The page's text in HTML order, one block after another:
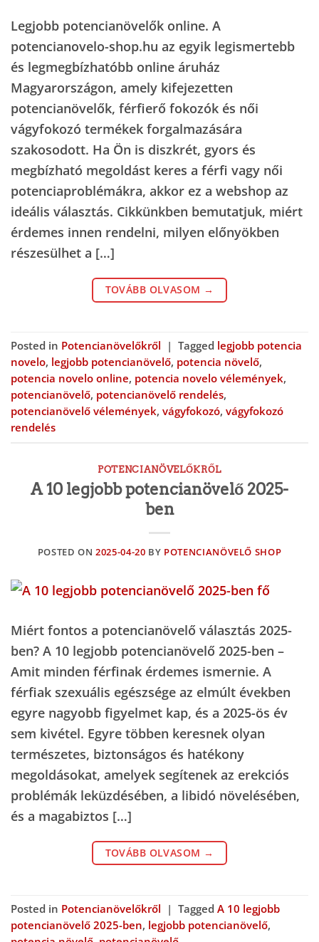
Legjobb potencianövelők online. A
potencianovelo-shop.hu az egyik legismertebb
és legmegbízhatóbb online áruház
Magyarországon, amely kifejezetten
potencianövelők, férfierő fokozók és női
vágyfokozó termékek forgalmazására
szakosodott. Ha Ön is diszkrét, gyors és
megbízható megoldást keres a férfi vagy női
potenciaproblémákra, akkor ez a webshop az
ideális választás. Cikkünkben bemutatjuk, miért
érdemes innen rendelni, milyen előnyökben
részesülhet a […]
TOVÁBB OLVASOM →
Posted in Potencianövelőkről | Tagged legjobb potencia
novelo, legjobb potencianövelő, potencia növelő,
potencia novelo online, potencia novelo vélemények,
potencianövelő, potencianövelő rendelés,
potencianövelő vélemények, vágyfokozó, vágyfokozó
rendelés
POTENCIANÖVELŐKRŐL
A 10 legjobb potencianövelő 2025-
ben
POSTED ON2025-04-20 BY POTENCIANÖVELŐ SHOP
Miért fontos a potencianövelő választás 2025-
ben? A 10 legjobb potencianövelő 2025-ben –
Amit minden férfinak érdemes ismernie. A
férfiak szexuális egészsége az elmúlt években
egyre nagyobb figyelmet kap, és a 2025-ös év
sem kivétel. Egyre többen keresnek olyan
természetes, biztonságos és hatékony
megoldásokat, amelyek segítenek az erekciós
problémák leküzdésében, a libidó növelésében,
és a magabiztos […]
TOVÁBB OLVASOM →
Posted in Potencianövelőkről | Tagged A 10 legjobb
potencianövelő 2025-ben, legjobb potencianövelő,